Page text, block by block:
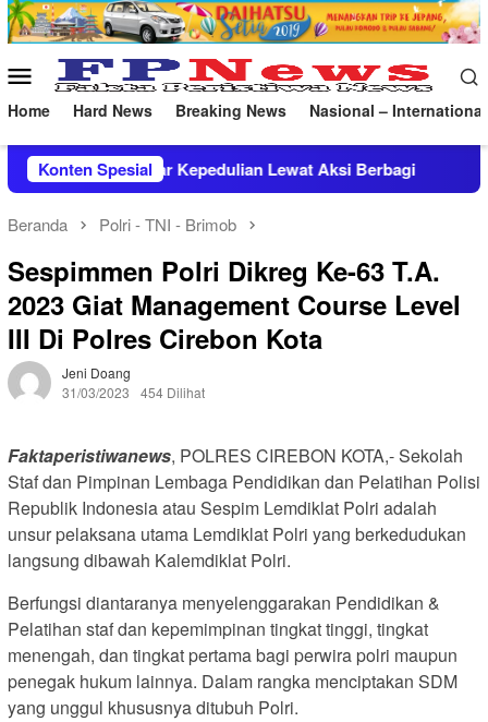
Loncat
ke
Menu
Mobile
Home Hard News Breaking News Nasional – International
Konten Spesial
Lewat Aksi Berbagi Dansat Brimob Jabar
Beranda Polri - TNI - Brimob
Sespimmen Polri Dikreg Ke-63 T.A.
2023 Giat Management Course Level
III Di Polres Cirebon Kota
Jeni Doang
31/03/2023
454 Dilihat
Faktaperistiwanews, POLRES CIREBON KOTA,- Sekolah
Staf dan Pimpinan Lembaga Pendidikan dan Pelatihan Polisi
Republik Indonesia atau Sespim Lemdiklat Polri adalah
unsur pelaksana utama Lemdiklat Polri yang berkedudukan
langsung dibawah Kalemdiklat Polri.
Berfungsi diantaranya menyelenggarakan Pendidikan &
Pelatihan staf dan kepemimpinan tingkat tinggi, tingkat
menengah, dan tingkat pertama bagi perwira polri maupun
penegak hukum lainnya. Dalam rangka menciptakan SDM
yang unggul khususnya ditubuh Polri.